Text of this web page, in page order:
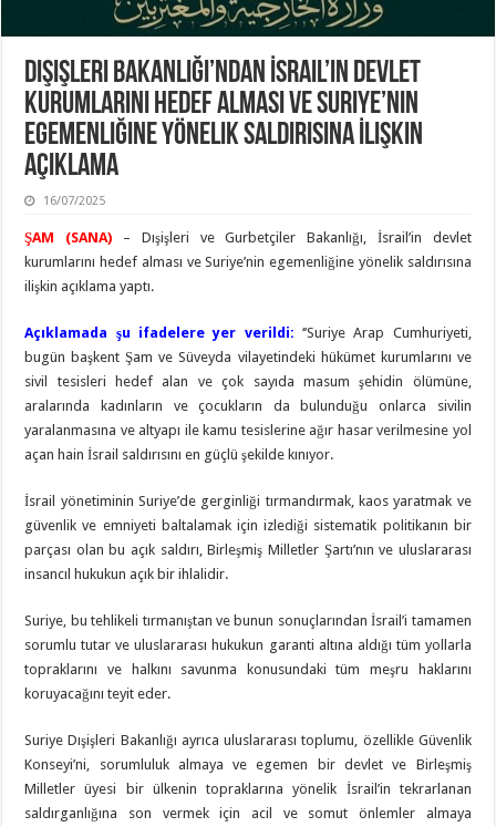
Dışişleri Bakanlığı’ndan İsrail’in Devlet
Kurumlarını Hedef Alması Ve Suriye’nin
Egemenliğine Yönelik Saldırısına İlişkin
Açıklama
16/07/2025
ŞAM (SANA)
– Dışişleri ve Gurbetçiler Bakanlığı, İsrail’in devlet
kurumlarını hedef alması ve Suriye’nin egemenliğine yönelik saldırısına
ilişkin açıklama yaptı.
Açıklamada şu ifadelere yer verildi: ‘’Suriye Arap Cumhuriyeti,
bugün başkent Şam ve Süveyda vilayetindeki hükümet kurumlarını ve
sivil tesisleri hedef alan ve çok sayıda masum şehidin ölümüne,
aralarında kadınların ve çocukların da bulunduğu onlarca sivilin
yaralanmasına ve altyapı ile kamu tesislerine ağır hasar verilmesine yol
açan hain İsrail saldırısını en güçlü şekilde kınıyor.
İsrail yönetiminin Suriye’de gerginliği tırmandırmak, kaos yaratmak ve
güvenlik ve emniyeti baltalamak için izlediği sistematik politikanın bir
parçası olan bu açık saldırı, Birleşmiş Milletler Şartı’nın ve uluslararası
insancıl hukukun açık bir ihlalidir.
Suriye, bu tehlikeli tırmanıştan ve bunun sonuçlarından İsrail’i tamamen
sorumlu tutar ve uluslararası hukukun garanti altına aldığı tüm yollarla
topraklarını ve halkını savunma konusundaki tüm meşru haklarını
koruyacağını teyit eder.
Suriye Dışişleri Bakanlığı ayrıca uluslararası toplumu, özellikle Güvenlik
Konseyi’ni, sorumluluk almaya ve egemen bir devlet ve Birleşmiş
Milletler üyesi bir ülkenin topraklarına yönelik İsrail’in tekrarlanan
saldırganlığına son vermek için acil ve somut önlemler almaya